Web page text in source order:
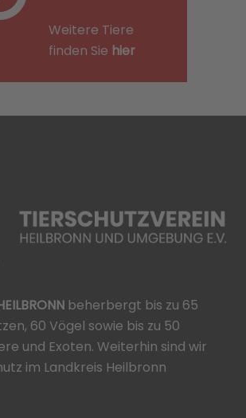
Weitere Tiere
finden Sie hier
beherbergt bis zu 65
60 Vögel sowie bis zu 50
und Exoten. Weiterhin sind wir
im Landkreis Heilbronn